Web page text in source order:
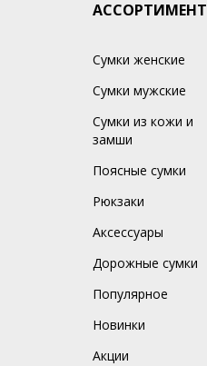
АССОРТИМЕНТ
Сумки женские
Сумки мужские
Сумки из кожи и
замши
Поясные сумки
Рюкзаки
Аксессуары
Дорожные сумки
Популярное
Новинки
Акции